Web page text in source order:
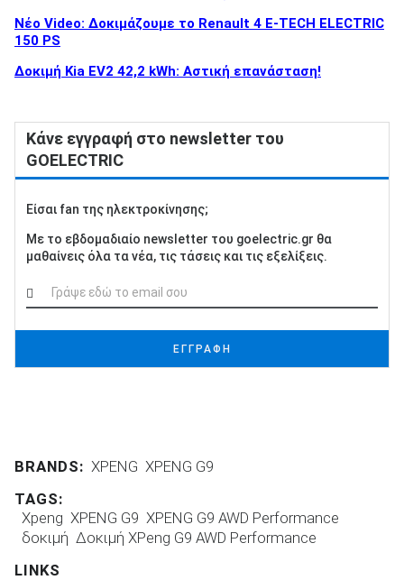
Νέο Video: Δοκιμάζουμε το Renault 4 E-TECH ELECTRIC
150 PS
Δοκιμή Kia EV2 42,2 kWh: Αστική επανάσταση!
Κάνε εγγραφή στο newsletter του
GOELECTRIC
Είσαι fan της ηλεκτροκίνησης;
Με το εβδομαδιαίο newsletter του goelectric.gr θα
μαθαίνεις όλα τα νέα, τις τάσεις και τις εξελίξεις.
ΕΓΓΡΑΦΗ
BRANDS: XPENG XPENG G9
TAGS:
Xpeng XPENG G9 XPENG G9 AWD Performance
δοκιμή Δοκιμή XPeng G9 AWD Performance
LINKS